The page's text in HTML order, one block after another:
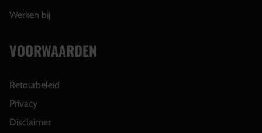
Werken bij
VOORWAARDEN
Retourbeleid
Privacy
Disclaimer